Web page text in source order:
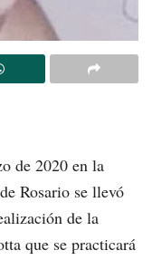
de 2020 en la
Rosario se llevó
de la
que se practicará